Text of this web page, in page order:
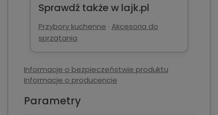
Sprawdź także w lajk.pl
Przybory kuchenne · Akcesoria do
sprzątania
Informacje o bezpieczeństwie produktu
Informacje o producencie
Parametry